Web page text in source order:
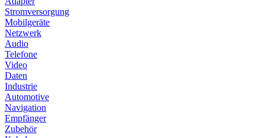
Stromversorgung
Mobilgeräte
Netzwerk
Audio
Telefone
Video
Daten
Industrie
Automotive
Navigation
Empfänger
Zubehör